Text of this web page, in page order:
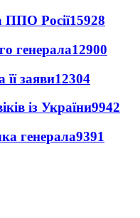
ППО Росії15928
генерала12900
її заяви12304
із України9942
генерала9391